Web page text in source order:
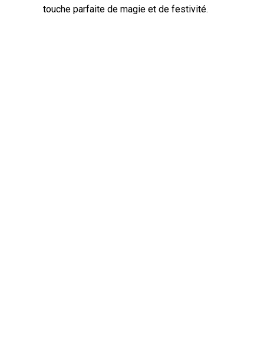
touche parfaite de magie et de festivité.